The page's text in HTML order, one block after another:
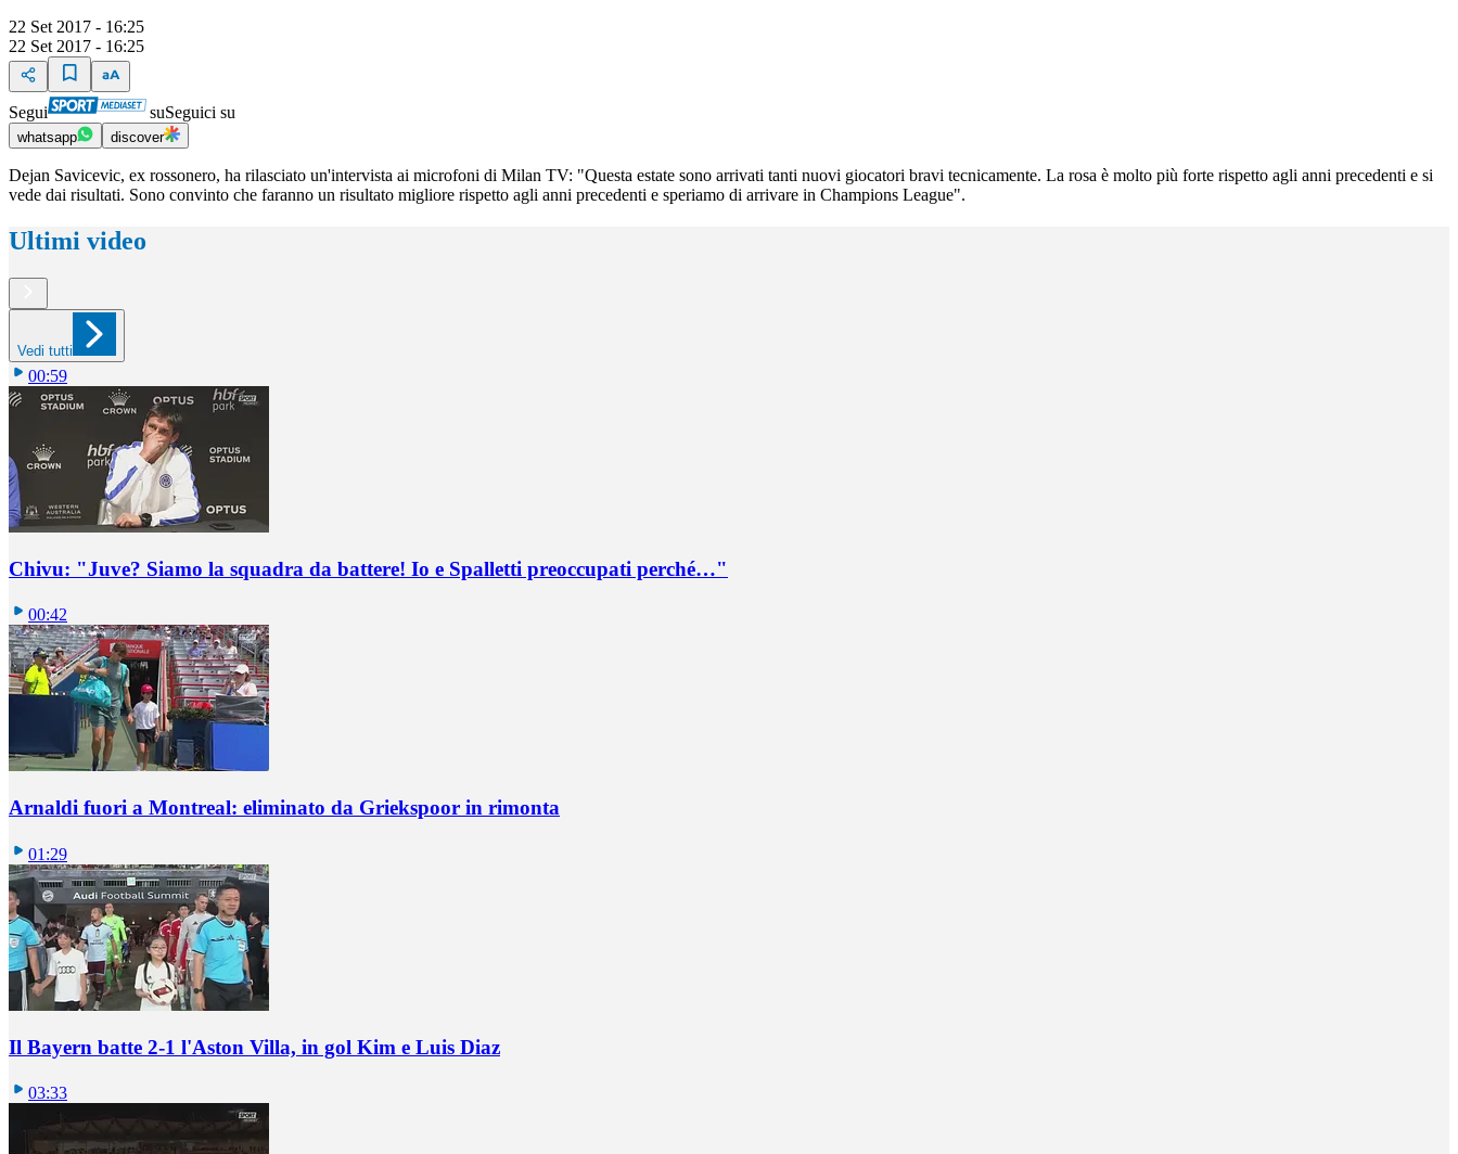
22 Set 2017 - 16:25
22 Set 2017 - 16:25
Segui suSeguici su
whatsapp discover
Dejan Savicevic, ex rossonero, ha rilasciato un'intervista ai microfoni di Milan TV: "Questa estate sono arrivati tanti nuovi giocatori bravi tecnicamente. La rosa è molto più forte rispetto agli anni precedenti e si
vede dai risultati. Sono convinto che faranno un risultato migliore rispetto agli anni precedenti e speriamo di arrivare in Champions League".
Ultimi video
Vedi tutti
00:59
Chivu: "Juve? Siamo la squadra da battere! Io e Spalletti preoccupati perché…"
00:42
Arnaldi fuori a Montreal: eliminato da Griekspoor in rimonta
01:29
Il Bayern batte 2-1 l'Aston Villa, in gol Kim e Luis Diaz
03:33